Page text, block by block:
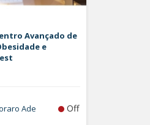
Avançado de
e
Ade Off